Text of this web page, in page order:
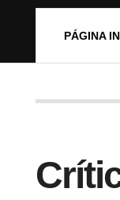
PÁGINA